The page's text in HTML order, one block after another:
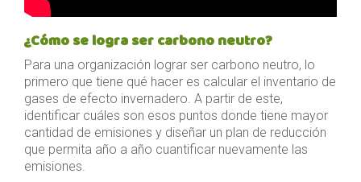
¿Cómo se logra ser carbono neutro?
Para una organización lograr ser carbono neutro, lo
primero que tiene qué hacer es calcular el inventario de
gases de efecto invernadero. A partir de este,
identificar cuáles son esos puntos donde tiene mayor
cantidad de emisiones y diseñar un plan de reducción
que permita año a año cuantificar nuevamente las
emisiones.